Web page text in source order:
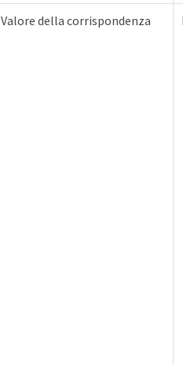
Valore della corrispondenza